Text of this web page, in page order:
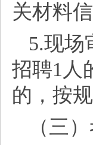
关材料
5.现场
招聘1人
的，按
（三